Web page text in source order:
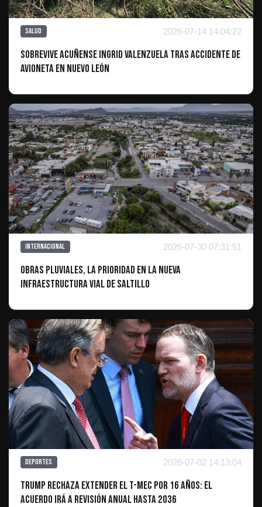
Salud 2026-07-14 14:04:22
Sobrevive acuñense Ingrid Valenzuela tras accidente de
avioneta en Nuevo León
Internacional 2026-07-30 07:31:51
Obras pluviales, la prioridad en la nueva
infraestructura vial de Saltillo
Deportes 2026-07-02 14:13:04
Trump rechaza extender el T-MEC por 16 años: el
acuerdo irá a revisión anual hasta 2036